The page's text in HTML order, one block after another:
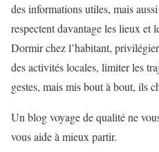
des informations utiles, mais
respectent davantage les lieux et
Dormir chez l’habitant,
des activités locales, limiter les
gestes, mais mis bout à bout, ils
Un blog voyage de qualité ne
vous aide à mieux partir.